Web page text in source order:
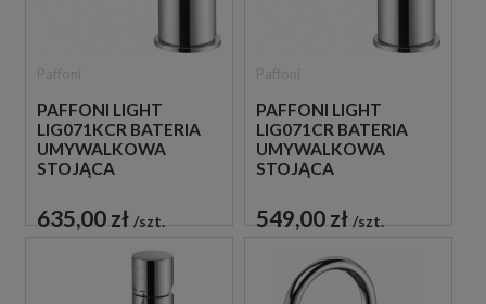
PAFFONI LIGHT
LIG071KCR BATERIA
UMYWALKOWA
STOJĄCA
CHROM
635,00 zł szt.
PAFFONI LIGHT
LIG071CR BATERIA
UMYWALKOWA
STOJĄCA
CHROM
549,00 zł szt.